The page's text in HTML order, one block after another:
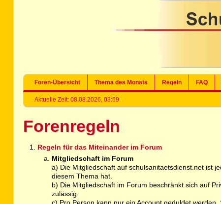
Foren-Übersicht Thema des Monats Regeln FAQ
Aktuelle Zeit: 08.08.2026, 03:59
Forenregeln
Regeln für das Miteinander im Forum
Mitgliedschaft im Forum
a) Die Mitgliedschaft auf schulsanitaetsdienst.net ist
diesem Thema hat.
b) Die Mitgliedschaft im Forum beschränkt sich auf
zulässig.